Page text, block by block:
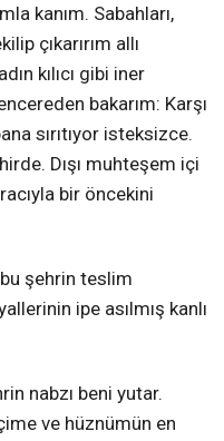
kanım. Sabahları,
çıkarırım allı
kılıcı gibi iner
bakarım: Karşı
sırıtıyor isteksizce.
Dışı muhteşem içi
bir öncekini
şehrin teslim
ipe asılmış kanlı
nabzı beni yutar.
ve hüznümün en